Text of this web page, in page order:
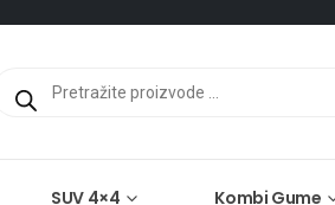
search
SUV 4×4 Kombi Gume